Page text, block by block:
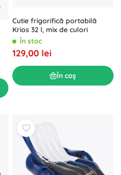
Cutie frigorifică portabilă
Krios 32 l, mix de culori
În stoc
129,00 lei
În coș